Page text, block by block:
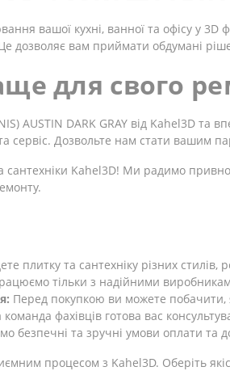
вашої кухні, ванної та офісу у
вам приймати обдумані
для свого
AUSTIN DARK GRAY від Kahel3D
сервіс. Дозвольте нам стати вашим
сантехніки Kahel3D! Ми радимо
плитку та сантехніку різних стилів,
тільки з надійними
Перед покупкою ви можете
фахівців готова вас
безпечні та зручні умови оплати та
процесом з Kahel3D. Оберіть